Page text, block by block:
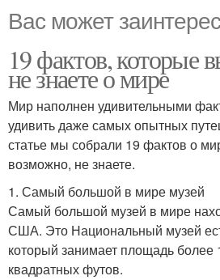
Вас может
19 фактов, которые
не знаете о мире
Мир наполнен удивительными
удивить даже самых опытных
статье мы собрали 19 фактов о
возможно, не знаете.
1. Самый большой в мире музей
Самый большой музей в мире
США. Это Национальный музей
который занимает площадь более
квадратных футов.